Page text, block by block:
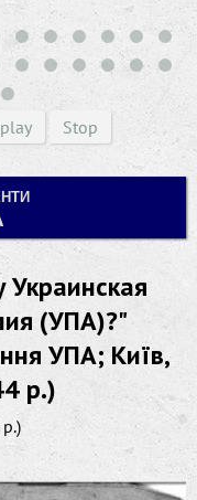
Stop
Украинская
(УПА)?"
УПА; Київ,
р.)